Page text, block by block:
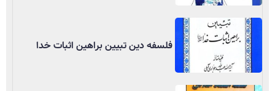
فلسفه دین تبیین براهین اثبات خدا